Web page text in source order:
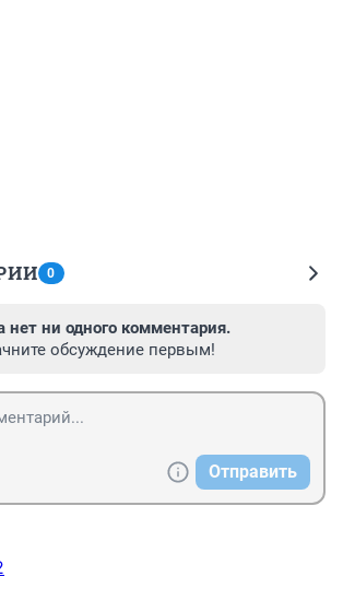
0
нет ни одного комментария.
обсуждение первым!
Отправить